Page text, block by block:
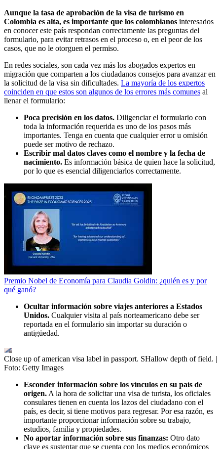
Aunque la tasa de aprobación de la visa de turismo en
Colombia es alta, es importante que los colombianos interesados
en conocer este país respondan correctamente las preguntas del
formulario, para evitar retrasos en el proceso o, en el peor de los
casos, que no le otorguen el permiso.
En redes sociales, son cada vez más los abogados expertos en
migración que comparten a los ciudadanos consejos para avanzar en
la solicitud de la visa sin dificultades. La mayoría de los expertos
coinciden en que estos son algunos de los errores más comunes al
llenar el formulario:
Poca precisión en los datos. Diligenciar el formulario con
toda la información requerida es uno de los pasos más
importantes. Tenga en cuenta que cualquier error u omisión
puede ser motivo de rechazo.
Escribir mal datos claves como el nombre y la fecha de
nacimiento. Es información básica de quien hace la solicitud,
por lo que es esencial diligenciarlos correctamente.
Premio Nobel de Economía para Claudia Goldin: ¿quién es y por
qué ganó?
Ocultar información sobre viajes anteriores a Estados
Unidos. Cualquier visita al país norteamericano debe ser
reportada en el formulario sin importar su duración o
antigüedad.
Close up of american visa label in passport. SHallow depth of field. |
Foto: Getty Images
Esconder información sobre los vínculos en su país de
origen. A la hora de solicitar una visa de turista, los oficiales
consulares tienen en cuenta los lazos del ciudadano con el
país, es decir, si tiene motivos para regresar. Por esa razón, es
importante proporcionar información sobre su trabajo,
estudios, familia y propiedades.
No aportar información sobre sus finanzas: Otro dato
clave es sustentar que se cuenta con los medios económicos